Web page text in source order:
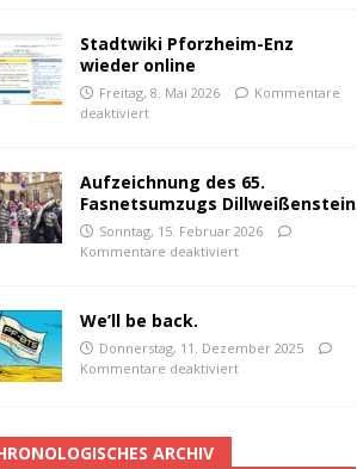
Stadtwiki Pforzheim-Enz
wieder online
Freitag, 8. Mai 2026
Kommentare
deaktiviert
Aufzeichnung des 65.
Fasnetsumzugs Dillweißenstein
Sonntag, 15. Februar 2026
Kommentare deaktiviert
We’ll be back.
Donnerstag, 11. Dezember 2025
Kommentare deaktiviert
ARCHIV